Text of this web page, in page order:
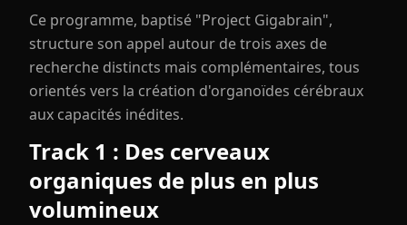
Ce programme, baptisé "Project Gigabrain",
structure son appel autour de trois axes de
recherche distincts mais complémentaires, tous
orientés vers la création d'organoïdes cérébraux
aux capacités inédites.
Track 1 : Des cerveaux
organiques de plus en plus
volumineux